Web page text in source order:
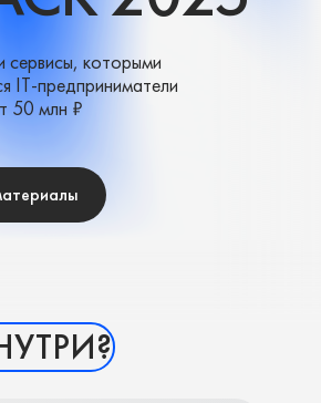
сервисы, которыми
IT-предприниматели
50 млн ₽